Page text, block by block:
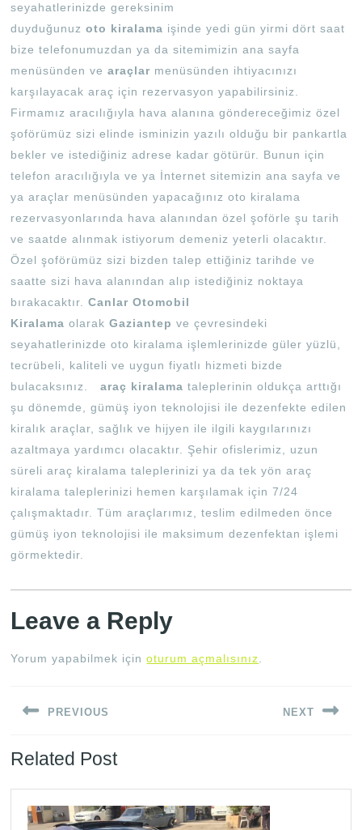
seyahatlerinizde gereksinim
duyduğunuzoto kiralama işinde yedi gün yirmi dört saat
bize telefonumuzdan ya da sitemimizin ana sayfa
menüsünden vearaçlar menüsünden ihtiyacınızı
karşılayacak araç için rezervasyon yapabilirsiniz.
Firmamız aracılığıyla hava alanına göndereceğimiz özel
şoförümüz sizi elinde isminizin yazılı olduğu bir pankartla
bekler ve istediğiniz adrese kadar götürür. Bunun için
telefon aracılığıyla ve ya İnternet sitemizin ana sayfa ve
ya araçlar menüsünden yapacağınız oto kiralama
rezervasyonlarında hava alanından özel şoförle şu tarih
ve saatde alınmak istiyorum demeniz yeterli olacaktır.
Özel şoförümüz sizi bizden talep ettiğiniz tarihde ve
saatte sizi hava alanından alıp istediğiniz noktaya
bırakacaktır.Canlar Otomobil
KiralamaolarakGaziantep ve çevresindeki
seyahatlerinizde oto kiralama işlemlerinizde güler yüzlü,
tecrübeli, kaliteli ve uygun fiyatlı hizmeti bizde
bulacaksınız.araç kiralama taleplerinin oldukça arttığı
şu dönemde, gümüş iyon teknolojisi ile dezenfekte edilen
kiralık araçlar, sağlık ve hijyen ile ilgili kaygılarınızı
azaltmaya yardımcı olacaktır. Şehir ofislerimiz, uzun
süreli araç kiralama taleplerinizi ya da tek yön araç
kiralama taleplerinizi hemen karşılamak için 7/24
çalışmaktadır. Tüm araçlarımız, teslim edilmeden önce
gümüş iyon teknolojisi ile maksimum dezenfektan işlemi
görmektedir.
Leave a Reply
Yorum yapabilmek içinoturum açmalısınız.
gezinmesi
PREVIOUS
post:
NEXT
Related Post